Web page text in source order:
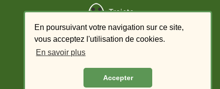
En poursuivant votre navigation sur ce site,
vous acceptez l'utilisation de cookies.
En savoir plus
Accepter
Trajets
Ajouter un trajet
Liste des offres - conducteur
Liste des demandes - passager